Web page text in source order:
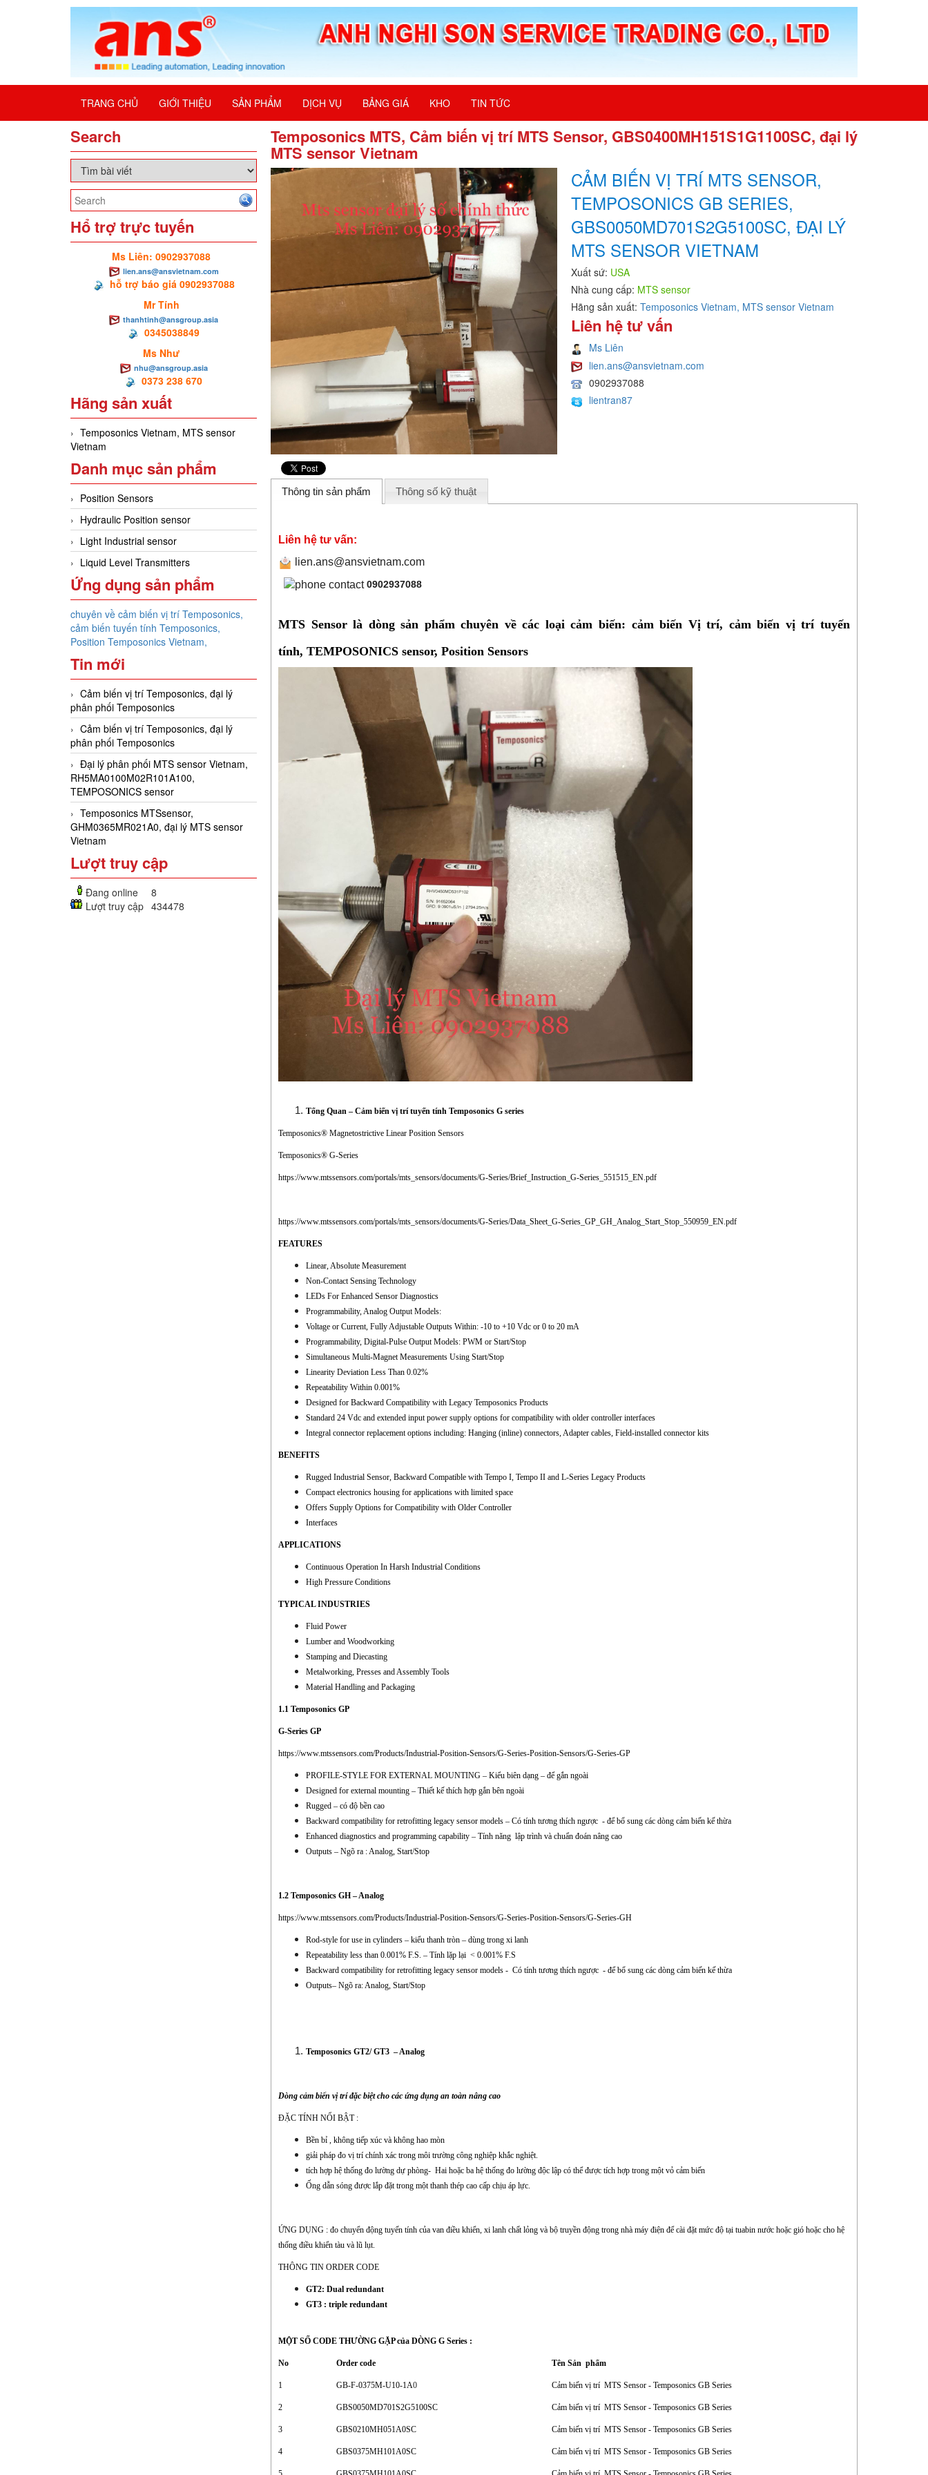
TRANG CHỦ GIỚI THIỆU SẢN PHẨM DỊCH VỤ BẢNG GIÁ KHO TIN TỨC
Search
Hổ trợ trực tuyến
Ms Liên: 0902937088
lien.ans@ansvietnam.com
hỗ trợ báo giá 0902937088
Mr Tính
thanhtinh@ansgroup.asia
0345038849
Ms Như
nhu@ansgroup.asia
0373 238 670
Hãng sản xuất
Temposonics Vietnam, MTS sensor
Vietnam
Danh mục sản phẩm
Position Sensors
Hydraulic Position sensor
Light Industrial sensor
Liquid Level Transmitters
Ứng dụng sản phẩm
chuyên về cảm biến vị trí Temposonics,
cảm biến tuyến tính Temposonics,
Position Temposonics Vietnam,
Tin mới
Cảm biến vị trí Temposonics, đại lý
phân phối Temposonics
Cảm biến vị trí Temposonics, đại lý
phân phối Temposonics
Đại lý phân phối MTS sensor Vietnam,
RH5MA0100M02R101A100,
TEMPOSONICS sensor
Temposonics MTSsensor,
GHM0365MR021A0, đại lý MTS sensor
Vietnam
Lượt truy cập
Đang online
8
Lượt truy cập 434478
Temposonics MTS, Cảm biến vị trí MTS Sensor, GBS0400MH151S1G1100SC, đại lý
MTS sensor Vietnam
CẢM BIẾN VỊ TRÍ MTS SENSOR,
TEMPOSONICS GB SERIES,
GBS0050MD701S2G5100SC, ĐẠI LÝ
MTS SENSOR VIETNAM
Xuất sứ: USA
Nhà cung cấp: MTS sensor
Hãng sản xuất: Temposonics Vietnam, MTS sensor Vietnam
Liên hệ tư vấn
Ms Liên
lien.ans@ansvietnam.com
0902937088
lientran87
Thông tin sản phẩm Thông số kỹ thuật
Liên hệ tư vấn:
lien.ans@ansvietnam.com
0902937088
MTS Sensor là dòng sản phẩm chuyên về các loại cảm biến: cảm biến Vị trí, cảm biến vị trí tuyến
tính, TEMPOSONICS sensor, Position Sensors
Tổng Quan – Cảm biến vị trí tuyến tính Temposonics G series
Temposonics® Magnetostrictive Linear Position Sensors
Temposonics® G-Series
https://www.mtssensors.com/portals/mts_sensors/documents/G-Series/Brief_Instruction_G-Series_551515_EN.pdf
https://www.mtssensors.com/portals/mts_sensors/documents/G-Series/Data_Sheet_G-Series_GP_GH_Analog_Start_Stop_550959_EN.pdf
FEATURES
Linear, Absolute Measurement
Non-Contact Sensing Technology
LEDs For Enhanced Sensor Diagnostics
Programmability, Analog Output Models:
Voltage or Current, Fully Adjustable Outputs Within: -10 to +10 Vdc or 0 to 20 mA
Programmability, Digital-Pulse Output Models: PWM or Start/Stop
Simultaneous Multi-Magnet Measurements Using Start/Stop
Linearity Deviation Less Than 0.02%
Repeatability Within 0.001%
Designed for Backward Compatibility with Legacy Temposonics Products
Standard 24 Vdc and extended input power supply options for compatibility with older controller interfaces
Integral connector replacement options including: Hanging (inline) connectors, Adapter cables, Field-installed connector kits
BENEFITS
Rugged Industrial Sensor, Backward Compatible with Tempo I, Tempo II and L-Series Legacy Products
Compact electronics housing for applications with limited space
Offers Supply Options for Compatibility with Older Controller
Interfaces
APPLICATIONS
Continuous Operation In Harsh Industrial Conditions
High Pressure Conditions
TYPICAL INDUSTRIES
Fluid Power
Lumber and Woodworking
Stamping and Diecasting
Metalworking, Presses and Assembly Tools
Material Handling and Packaging
1.1 Temposonics GP
G-Series GP
https://www.mtssensors.com/Products/Industrial-Position-Sensors/G-Series-Position-Sensors/G-Series-GP
PROFILE-STYLE FOR EXTERNAL MOUNTING – Kiểu biên dạng – để gắn ngoài
Designed for external mounting – Thiết kế thích hợp gắn bên ngoài
Rugged – có độ bền cao
Backward compatibility for retrofitting legacy sensor models – Có tính tương thích ngược - để bổ sung các dòng cảm biến kế thừa
Enhanced diagnostics and programming capability – Tính năng lập trình và chuẩn đoán nâng cao
Outputs – Ngõ ra : Analog, Start/Stop
1.2 Temposonics GH – Analog
https://www.mtssensors.com/Products/Industrial-Position-Sensors/G-Series-Position-Sensors/G-Series-GH
Rod-style for use in cylinders – kiểu thanh tròn – dùng trong xi lanh
Repeatability less than 0.001% F.S. – Tính lặp lại < 0.001% F.S
Backward compatibility for retrofitting legacy sensor models - Có tính tương thích ngược - để bổ sung các dòng cảm biến kế thừa
Outputs– Ngõ ra: Analog, Start/Stop
Temposonics GT2/ GT3 – Analog
Dòng cảm biến vị trí đặc biệt cho các ứng dụng an toàn nâng cao
ĐẶC TÍNH NỔI BẬT :
Bền bỉ , không tiếp xúc và không hao mòn
giải pháp đo vị trí chính xác trong môi trường công nghiệp khắc nghiệt.
tích hợp hệ thống đo lường dự phòng- Hai hoặc ba hệ thống đo lường độc lập có thể được tích hợp trong một vỏ cảm biến
Ống dẫn sóng được lắp đặt trong một thanh thép cao cấp chịu áp lực.
ỨNG DỤNG : đo chuyển động tuyến tính của van điều khiển, xi lanh chất lỏng và bộ truyền động trong nhà máy điện để cài đặt mức độ tại tuabin nước hoặc gió hoặc cho hệ
thống điều khiển tàu và lũ lụt.
THÔNG TIN ORDER CODE
GT2: Dual redundant
GT3 : triple redundant
MỘT SỐ CODE THƯỜNG GẶP của DÒNG G Series :
No Order code Tên Sản phẩm
1 GB-F-0375M-U10-1A0 Cảm biến vị trí MTS Sensor - Temposonics GB Series
2 GBS0050MD701S2G5100SC Cảm biến vị trí MTS Sensor - Temposonics GB Series
3 GBS0210MH051A0SC Cảm biến vị trí MTS Sensor - Temposonics GB Series
4 GBS0375MH101A0SC Cảm biến vị trí MTS Sensor - Temposonics GB Series